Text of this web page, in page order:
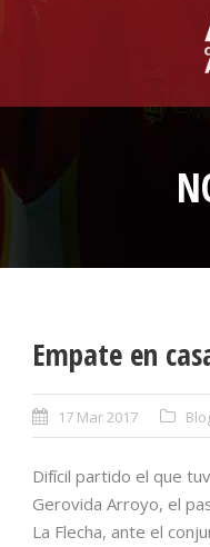
Empate en
17 Mar 2017
Difícil partido el que
Gerovida Arroyo, el
La Flecha, ante el